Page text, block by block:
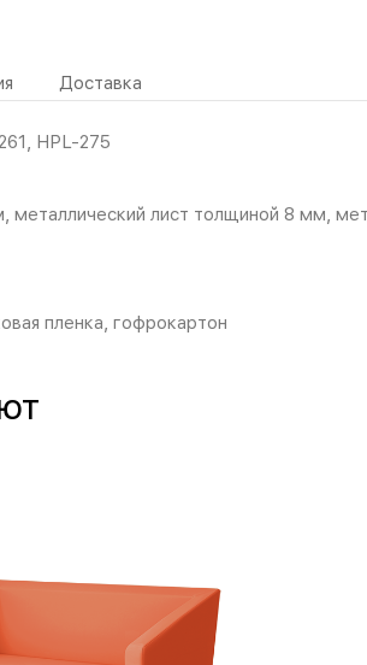
Доставка
HPL-275
металлический лист толщиной 8 мм,
пленка, гофрокартон